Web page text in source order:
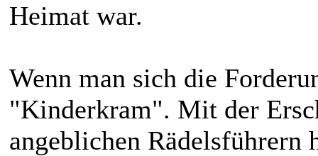
Heimat war.
Wenn man sich die
"Kinderkram". Mit der
angeblichen Rädelsführern